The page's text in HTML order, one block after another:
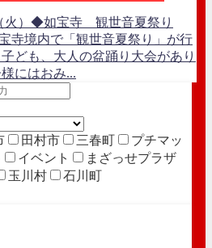
火）◆如宝寺 観世音夏祭り
寺境内で「観世音夏祭り」が行
ども、大人の盆踊り大会があり
にはおみ...
田村市 三春町
プチマッ
イベント
まざっせプラザ
玉川村 石川町